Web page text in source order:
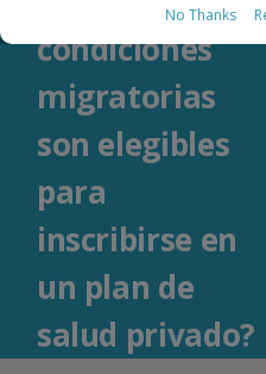
condiciones
migratorias
son elegibles
para
inscribirse en
un plan de
salud privado?
No Thanks